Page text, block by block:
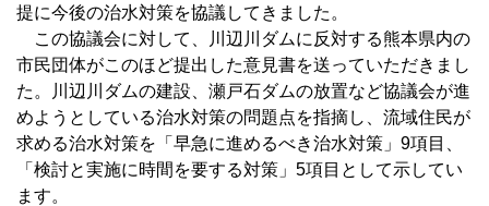
提に今後の治水対策を協議してきました。
この協議会に対して、川辺川ダムに反対する熊本県内の
市民団体がこのほど提出した意見書を送っていただきまし
た。川辺川ダムの建設、瀬戸石ダムの放置など協議会が進
めようとしている治水対策の問題点を指摘し、流域住民が
求める治水対策を「早急に進めるべき治水対策」9項目、
「検討と実施に時間を要する対策」5項目として示してい
ます。